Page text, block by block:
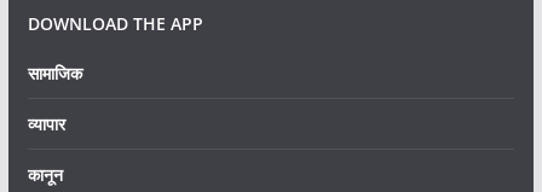
DOWNLOAD THE APP
सामाजिक
व्यापार
कानून